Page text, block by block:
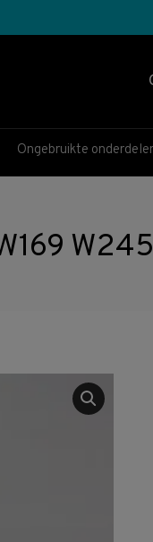
Ongebruikte
W245